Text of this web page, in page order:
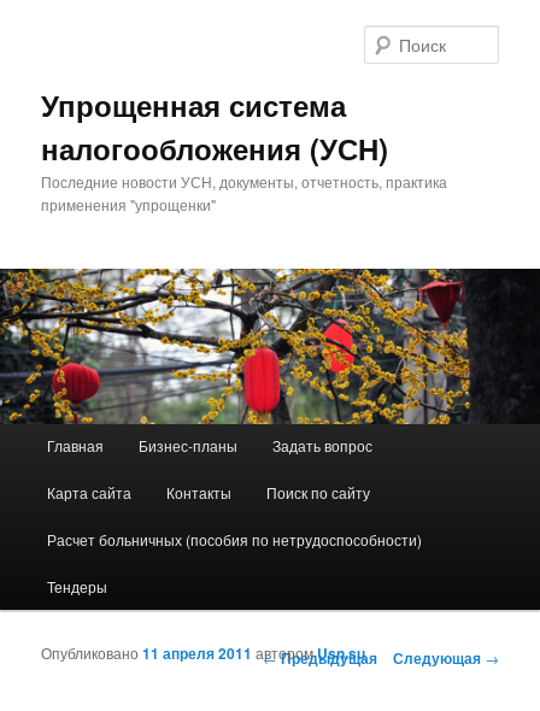
Упрощенная система
налогообложения (УСН)
Последние новости УСН, документы, отчетность, практика
применения "упрощенки"
Перейти к основному содержимому
Перейти к дополнительному содержимому
Главная Бизнес-планы Задать вопрос
Карта сайта Контакты Поиск по сайту
Расчет больничных (пособия по нетрудоспособности)
Тендеры
Навигация по записям
←Предыдущая Следующая →
Опубликовано11 апреля 2011 авторомUsn.su